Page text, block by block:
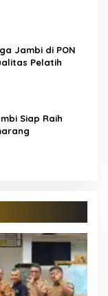
Jambi di PON
Pelatih
Siap Raih